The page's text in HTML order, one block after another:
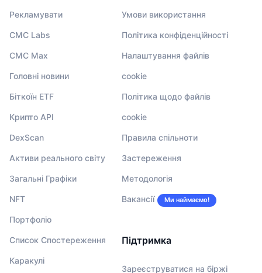
Рекламувати
CMC Labs
CMC Max
Головні новини
Біткоїн ETF
Крипто API
DexScan
Активи реального світу
Загальні Графіки
NFT
Портфоліо
Список Спостереження
Каракулі
Умови використання
Політика конфіденційності
Налаштування файлів
cookie
Політика щодо файлів
cookie
Правила спільноти
Застереження
Методологія
Вакансії Ми наймаємо!
Підтримка
Зареєструватися на біржі